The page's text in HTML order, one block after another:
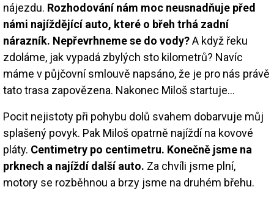
nájezdu. Rozhodování nám moc neusnadňuje před
námi najíždějící auto, které o břeh trhá zadní
nárazník. Nepřevrhneme se do vody?A když řeku
zdoláme, jak vypadá zbylých sto kilometrů? Navíc
máme v půjčovní smlouvě napsáno, že je pro nás právě
tato trasa zapovězena. Nakonec Miloš startuje…
Pocit nejistoty při pohybu dolů svahem dobarvuje můj
splašený povyk. Pak Miloš opatrně najíždí na kovové
pláty. Centimetry po centimetru. Konečně jsme na
prknech a najíždí další auto. Za chvíli jsme plní,
motory se rozběhnou a brzy jsme na druhém břehu.